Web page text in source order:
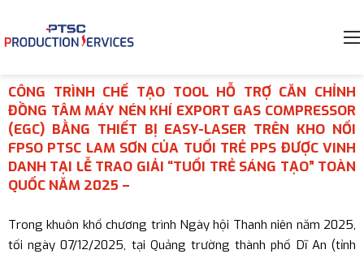
CÔNG TRÌNH CHẾ TẠO TOOL HỖ TRỢ CĂN CHỈNH
ĐỒNG TÂM MÁY NÉN KHÍ EXPORT GAS COMPRESSOR
(EGC) BẰNG THIẾT BỊ EASY-LASER TRÊN KHO NỔI
FPSO PTSC LAM SƠN CỦA TUỔI TRẺ PPS ĐƯỢC VINH
DANH TẠI LỄ TRAO GIẢI “TUỔI TRẺ SÁNG TẠO” TOÀN
QUỐC NĂM 2025 –
Trong khuôn khổ chương trình Ngày hội Thanh niên năm 2025,
tối ngày 07/12/2025, tại Quảng trường thành phố Dĩ An (tỉnh